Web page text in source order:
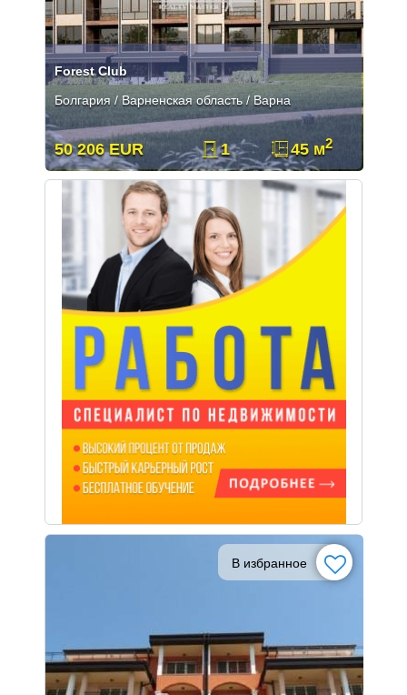
Forest Club
Болгария / Варненская область / Варна
50 206 EUR 1 45 м2
В избранное